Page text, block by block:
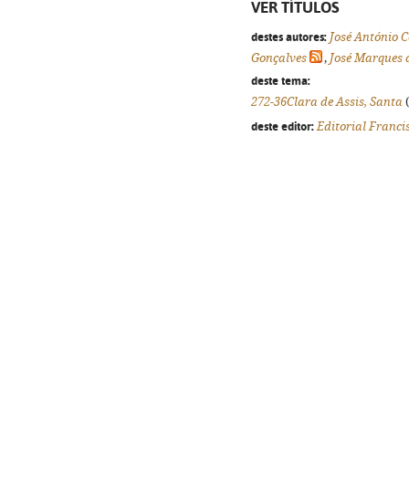
VER TÍTULOS
destes autores: José António
Gonçalves
, José Marques
deste tema:
272-36Clara de Assis, Santa
deste editor: Editorial